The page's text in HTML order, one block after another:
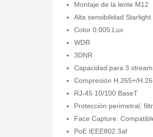
Montaje de la lente M12
Alta sensibilidad Starlight
Color 0.005 Lux
WDR
3DNR
Capacidad para 3
Compresión H.265+/
RJ-45 10/100 BaseT
Protección perimetral,
Face Capture:
PoE IEEE802.3af